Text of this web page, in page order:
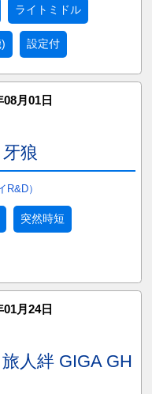
ライトミドル
設定付
08月01日
狼
）
突然時短
01月24日
人絆 GIGA GH